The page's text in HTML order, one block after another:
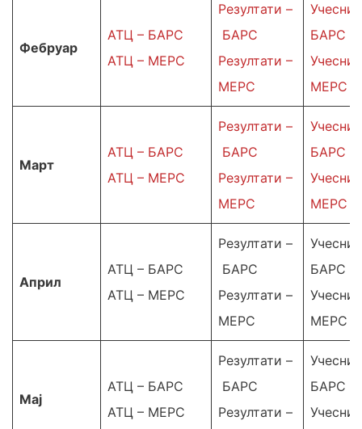
Фебруар
АТЦ – БАРС
АТЦ – МЕРС
Резултати –
БАРС
Резултати –
МЕРС
БАРС
МЕРС
Март
АТЦ – БАРС
АТЦ – МЕРС
Резултати –
БАРС
Резултати –
МЕРС
БАРС
МЕРС
Април
АТЦ – БАРС
АТЦ – МЕРС
Резултати –
БАРС
Резултати –
МЕРС
БАРС
МЕРС
Мај
АТЦ – БАРС
АТЦ – МЕРС
Резултати –
БАРС
Резултати –
БАРС